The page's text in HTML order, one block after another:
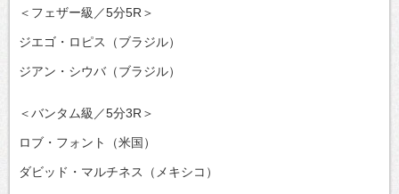
＜フェザー級／5分5R＞
ジエゴ・ロピス（ブラジル）
ジアン・シウバ（ブラジル）
＜バンタム級／5分3R＞
ロブ・フォント（米国）
ダビッド・マルチネス（メキシコ）